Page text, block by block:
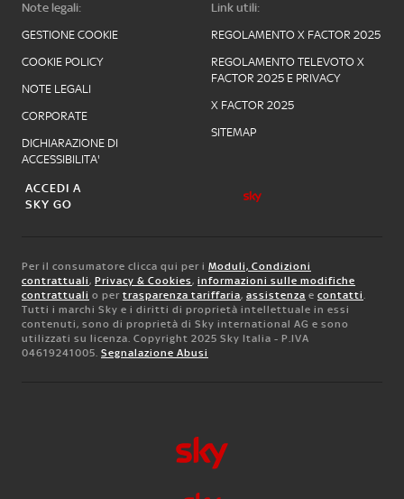
Note legali:
GESTIONE COOKIE
COOKIE POLICY
NOTE LEGALI
CORPORATE
DICHIARAZIONE DI
ACCESSIBILITA'
Link utili:
REGOLAMENTO X FACTOR 2025
REGOLAMENTO TELEVOTO X
FACTOR 2025 E PRIVACY
X FACTOR 2025
SITEMAP
ACCEDI A
SKY GO
Per il consumatore clicca qui per i Moduli, Condizioni
contrattuali, Privacy & Cookies, informazioni sulle modifiche
contrattuali o per trasparenza tariffaria, assistenza e contatti.
Tutti i marchi Sky e i diritti di proprietà intellettuale in essi
contenuti, sono di proprietà di Sky international AG e sono
utilizzati su licenza. Copyright 2025 Sky Italia - P.IVA
04619241005. Segnalazione Abusi